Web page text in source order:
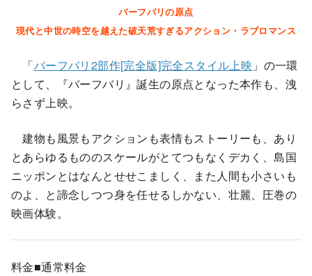
バーフバリの原点
現代と中世の時空を越えた破天荒すぎるアクション・ラブロマンス
「バーフバリ2部作[完全版]完全スタイル上映 」の一環
として、『バーフバリ』誕生の原点となった本作も、洩
らさず上映。
建物も風景もアクションも表情もストーリーも、あり
とあらゆるもののスケールがとてつもなくデカく、島国
ニッポンとはなんとせせこましく、また人間も小さいも
のよ、と諦念しつつ身を任せるしかない、壮麗、圧巻の
映画体験。
料金■通常料金